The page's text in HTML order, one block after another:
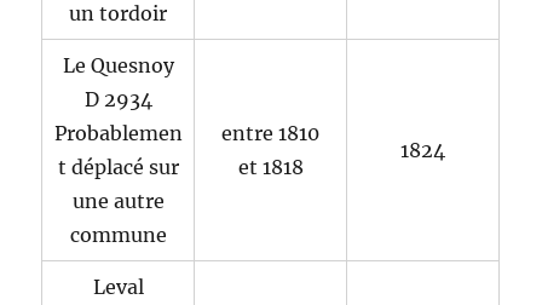
un tordoir
Le Quesnoy
D 2934
Probablemen
t déplacé sur
une autre
commune
entre 1810
et 1818
1824
Leval